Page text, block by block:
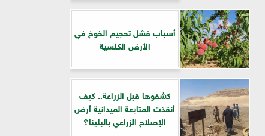
أسباب فشل تحجيم الخوخ في
الأرض الكلسية
كشفوها قبل الزراعة.. كيف
أنقذت المتابعة الميدانية أرض
الإصلاح الزراعي بالبلينا؟